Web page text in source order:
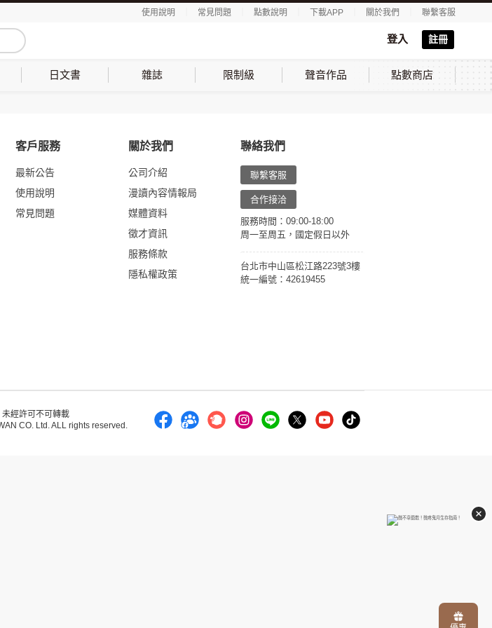
使用說明 常見問題 點數說明 下載APP 關於我們 聯繫客服
登入 註冊
日文書 雜誌 限制級 聲音作品 點數商店
客戶服務
最新公告
使用說明
常見問題
關於我們
公司介紹
漫讀內容情報局
媒體資料
徵才資訊
服務條款
隱私權政策
聯絡我們
聯繫客服
合作接洽
服務時間：09:00-18:00
周一至周五，國定假日以外
台北市中山區松江路223號3樓
統一編號：42619455
經許可不可轉載
CO. Ltd. ALL rights reserved.